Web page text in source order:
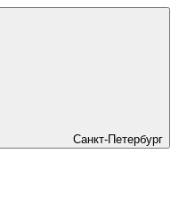
Санкт-Петербург